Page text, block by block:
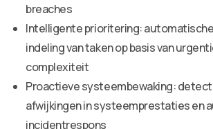
breaches
Intelligente prioritering:
indeling van taken op basis van
complexiteit
Proactieve systeembewaking:
afwijkingen in systeemprestaties en
incidentrespons